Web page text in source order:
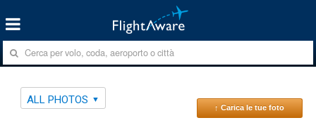
ALL PHOTOS
↑ Carica le tue foto